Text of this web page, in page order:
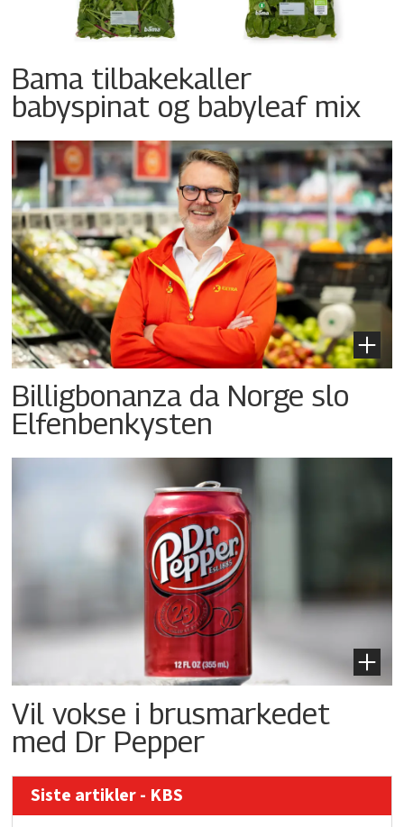
Bama tilbakekaller
babyspinat og babyleaf mix
Billigbonanza da Norge slo
Elfenbenkysten
Vil vokse i brusmarkedet
med Dr Pepper
Siste artikler - KBS